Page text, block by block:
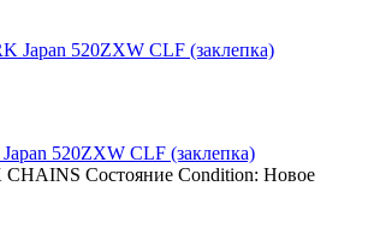
520ZXW CLF (заклепка)
CHAINS Состояние Condition: Новое